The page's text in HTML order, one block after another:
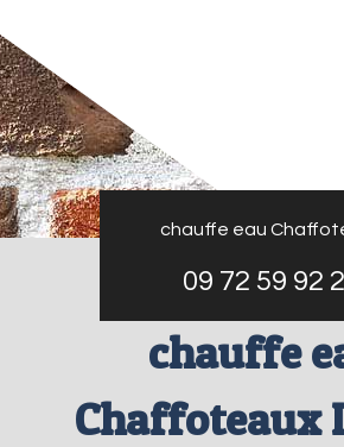
chauffe eau
09 72 59 92
chauffe
Chaffoteaux